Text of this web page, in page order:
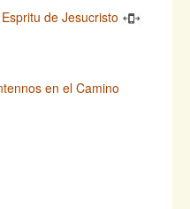
de Jesucristo
en el Camino